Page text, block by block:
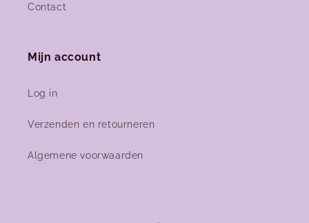
Contact
Mijn account
Log in
Verzenden en retourneren
Algemene voorwaarden